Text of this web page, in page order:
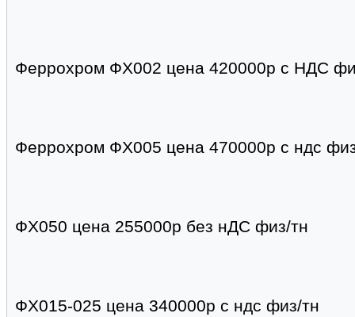
Феррохром ФХ002 цена 420000р с НДС
Феррохром ФХ005 цена 470000р с ндс
ФХ050 цена 255000р без нДС физ/тн
ФХ015-025 цена 340000р с ндс физ/тн